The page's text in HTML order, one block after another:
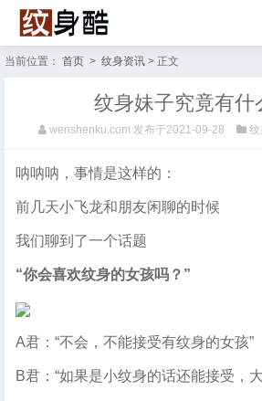
当前位置： 首页 > 纹身资讯 > 正文
纹身妹子究竟有什
wenshenku.com 发布于2021-09-28
呐呐呐，事情是这样的：
前几天小飞龙和朋友闲聊的时候
我们聊到了一个话题
“你会喜欢纹身的女孩吗？”
A君：“不会，不能接受有纹身的女孩”
B君：“如果是小纹身的话还能接受，